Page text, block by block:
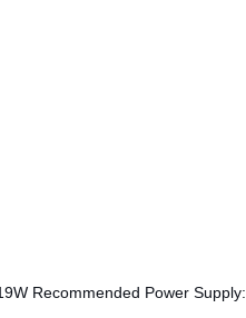
Recommended Power